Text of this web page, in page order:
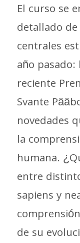
El curso se
detallado
centrales
año pasado:
reciente
Svante
novedades
la
humana.
entre
sapiens y
de su